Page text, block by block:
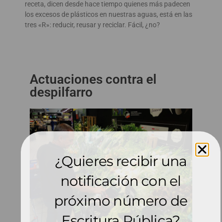
receta, dicen desde hace tiempo quienes más padecen
los excesos de plásticos en nuestras aguas, está en las
tres «R»: reducir, reusar y reciclar. Fácil, ¿no?
Actuaciones contra el
despilfarro
¿Quieres recibir una
notificación con el
próximo número de